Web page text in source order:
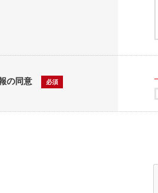
の同意 必須